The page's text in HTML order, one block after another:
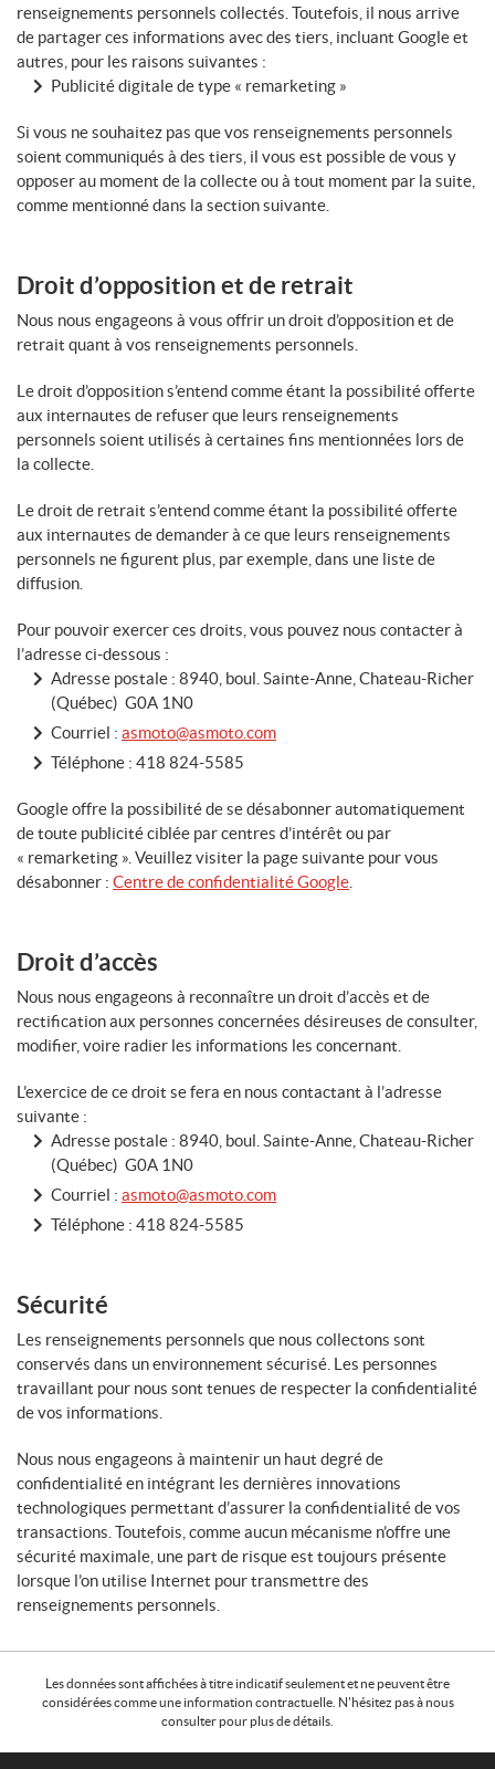
renseignements personnels collectés. Toutefois, il nous arrive
de partager ces informations avec des tiers, incluant Google et
autres, pour les raisons suivantes :
Publicité digitale de type « remarketing »
Si vous ne souhaitez pas que vos renseignements personnels
soient communiqués à des tiers, il vous est possible de vous y
opposer au moment de la collecte ou à tout moment par la suite,
comme mentionné dans la section suivante.
Droit d’opposition et de retrait
Nous nous engageons à vous offrir un droit d’opposition et de
retrait quant à vos renseignements personnels.
Le droit d’opposition s’entend comme étant la possibilité offerte
aux internautes de refuser que leurs renseignements
personnels soient utilisés à certaines fins mentionnées lors de
la collecte.
Le droit de retrait s’entend comme étant la possibilité offerte
aux internautes de demander à ce que leurs renseignements
personnels ne figurent plus, par exemple, dans une liste de
diffusion.
Pour pouvoir exercer ces droits, vous pouvez nous contacter à
l’adresse ci-dessous :
Adresse postale : 8940, boul. Sainte-Anne, Chateau-Richer
(Québec) G0A 1N0
Courriel : asmoto@asmoto.com
Téléphone : 418 824-5585
Google offre la possibilité de se désabonner automatiquement
de toute publicité ciblée par centres d’intérêt ou par
« remarketing ». Veuillez visiter la page suivante pour vous
désabonner : Centre de confidentialité Google
Droit d’accès
Nous nous engageons à reconnaître un droit d’accès et de
rectification aux personnes concernées désireuses de consulter,
modifier, voire radier les informations les concernant.
L’exercice de ce droit se fera en nous contactant à l’adresse
suivante :
Adresse postale : 8940, boul. Sainte-Anne, Chateau-Richer
(Québec) G0A 1N0
Courriel : asmoto@asmoto.com
Téléphone : 418 824-5585
Sécurité
Les renseignements personnels que nous collectons sont
conservés dans un environnement sécurisé. Les personnes
travaillant pour nous sont tenues de respecter la confidentialité
de vos informations.
Nous nous engageons à maintenir un haut degré de
confidentialité en intégrant les dernières innovations
technologiques permettant d’assurer la confidentialité de vos
transactions. Toutefois, comme aucun mécanisme n’offre une
sécurité maximale, une part de risque est toujours présente
lorsque l’on utilise Internet pour transmettre des
renseignements personnels.
Les données sont affichées à titre indicatif seulement et ne peuvent être
considérées comme une information contractuelle. N'hésitez pas à nous
consulter pour plus de détails.